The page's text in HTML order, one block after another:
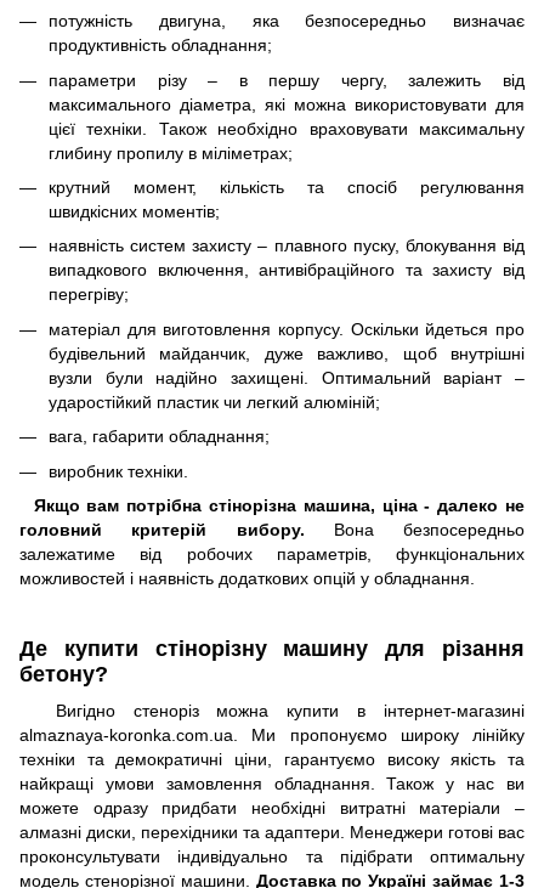
потужність двигуна, яка безпосередньо визначає
продуктивність обладнання;
параметри різу – в першу чергу, залежить від
максимального діаметра, які можна використовувати для
цієї техніки. Також необхідно враховувати максимальну
глибину пропилу в міліметрах;
крутний момент, кількість та спосіб регулювання
швидкісних моментів;
наявність систем захисту – плавного пуску, блокування від
випадкового включення, антивібраційного та захисту від
перегріву;
матеріал для виготовлення корпусу. Оскільки йдеться про
будівельний майданчик, дуже важливо, щоб внутрішні
вузли були надійно захищені. Оптимальний варіант –
ударостійкий пластик чи легкий алюміній;
вага, габарити обладнання;
виробник техніки.
Якщо вам потрібна стінорізна машина, ціна - далеко не
головний критерій вибору. Вона безпосередньо
залежатиме від робочих параметрів, функціональних
можливостей і наявність додаткових опцій у обладнання.
Де купити стінорізну машину для різання
бетону?
Вигідно стеноріз можна купити в інтернет-магазині
almaznaya-koronka.com.ua. Ми пропонуємо широку лінійку
техніки та демократичні ціни, гарантуємо високу якість та
найкращі умови замовлення обладнання. Також у нас ви
можете одразу придбати необхідні витратні матеріали –
алмазні диски, перехідники та адаптери. Менеджери готові вас
проконсультувати індивідуально та підібрати оптимальну
модель стенорізної машини. Доставка по Україні займає 1-3